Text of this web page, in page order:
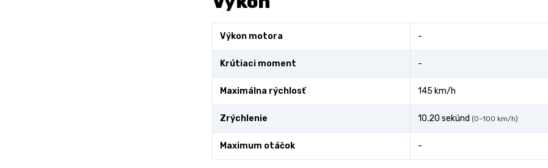
Výkon motora -
Krútiaci moment -
Maximálna rýchlosť 145 km/h
Zrýchlenie 10.20 sekúnd (0-100 km/h)
Maximum otáčok -